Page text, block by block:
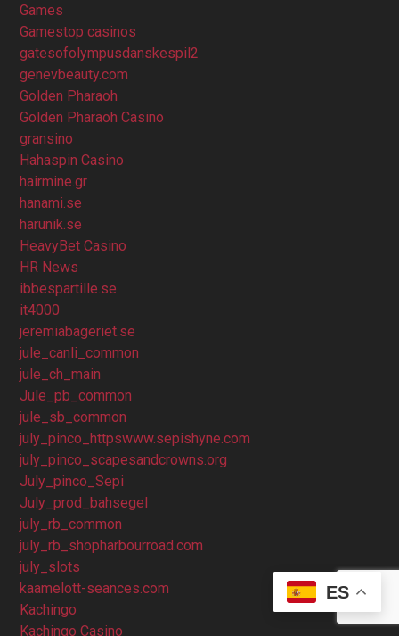
Games
Gamestop casinos
gatesofolympusdanskespil2
genevbeauty.com
Golden Pharaoh
Golden Pharaoh Casino
gransino
Hahaspin Casino
hairmine.gr
hanami.se
harunik.se
HeavyBet Casino
HR News
ibbespartille.se
it4000
jeremiabageriet.se
jule_canli_common
jule_ch_main
Jule_pb_common
jule_sb_common
july_pinco_httpswww.sepishyne.com
july_pinco_scapesandcrowns.org
July_pinco_Sepi
July_prod_bahsegel
july_rb_common
july_rb_shopharbourroad.com
july_slots
kaamelott-seances.com
Kachingo
Kachingo Casino
ES